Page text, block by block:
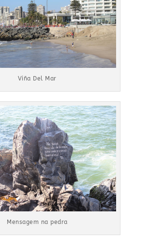
Viña Del Mar
Mensagem na pedra